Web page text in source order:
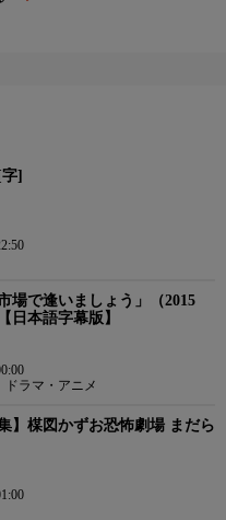
]
場で逢いましょう」（2015
本語字幕版】
ラマ・アニメ
】楳図かずお恐怖劇場 まだら